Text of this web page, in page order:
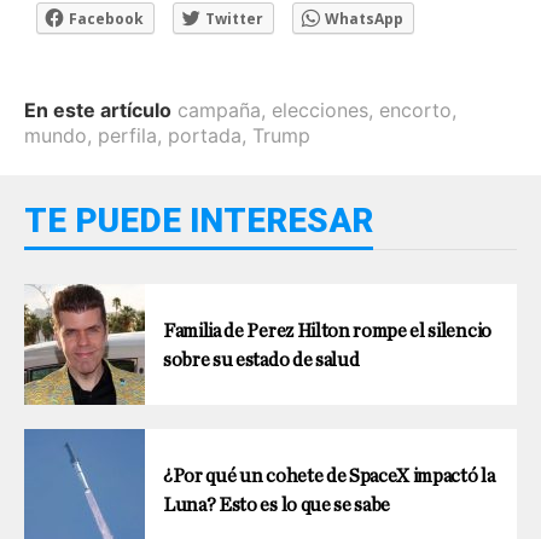
Facebook Twitter WhatsApp
En este artículo campaña, elecciones, encorto,
mundo, perfila, portada, Trump
TE PUEDE INTERESAR
Familia de Perez Hilton rompe el silencio
sobre su estado de salud
¿Por qué un cohete de SpaceX impactó la
Luna? Esto es lo que se sabe